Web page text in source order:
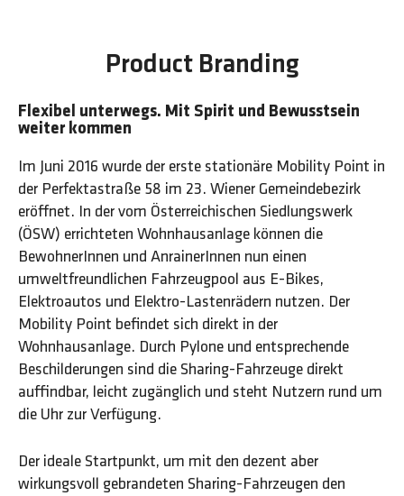
Product Branding
Flexibel unterwegs. Mit Spirit und Bewusstsein
weiter kommen
Im Juni 2016 wurde der erste stationäre Mobility Point in
der Perfektastraße 58 im 23. Wiener Gemeindebezirk
eröffnet. In der vom Österreichischen Siedlungswerk
(ÖSW) errichteten Wohnhausanlage können die
BewohnerInnen und AnrainerInnen nun einen
umweltfreundlichen Fahrzeugpool aus E-Bikes,
Elektroautos und Elektro-Lastenrädern nutzen. Der
Mobility Point befindet sich direkt in der
Wohnhausanlage. Durch Pylone und entsprechende
Beschilderungen sind die Sharing-Fahrzeuge direkt
auffindbar, leicht zugänglich und steht Nutzern rund um
die Uhr zur Verfügung.
Der ideale Startpunkt, um mit den dezent aber
wirkungsvoll gebrandeten Sharing-Fahrzeugen den